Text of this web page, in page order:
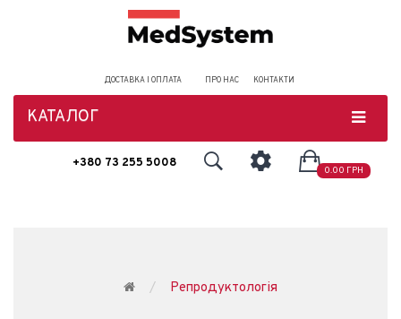
ДОСТАВКА І ОПЛАТА ПРО НАС КОНТАКТИ
КАТАЛОГ
+380 73 255 5008
0.00 ГРН
Репродуктологія